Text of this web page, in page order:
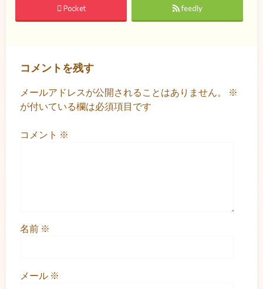
Pocket feedly
コメントを残す
メールアドレスが公開されることはありません。
※
が付いている欄は必須項目です
コメント ※
名前 ※
メール ※